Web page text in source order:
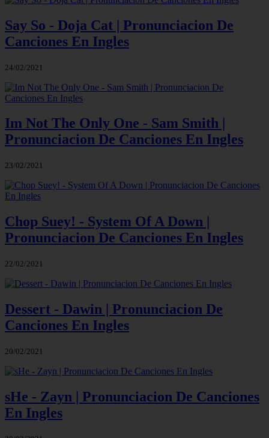
Say So - Doja Cat | Pronunciacion De
Canciones En Ingles
24/02/2021
Im Not The Only One - Sam Smith |
Pronunciacion De Canciones En Ingles
23/02/2021
Chop Suey! - System Of A Down |
Pronunciacion De Canciones En Ingles
22/02/2021
Dessert - Dawin | Pronunciacion De
Canciones En Ingles
20/02/2021
sHe - Zayn | Pronunciacion De Canciones
En Ingles